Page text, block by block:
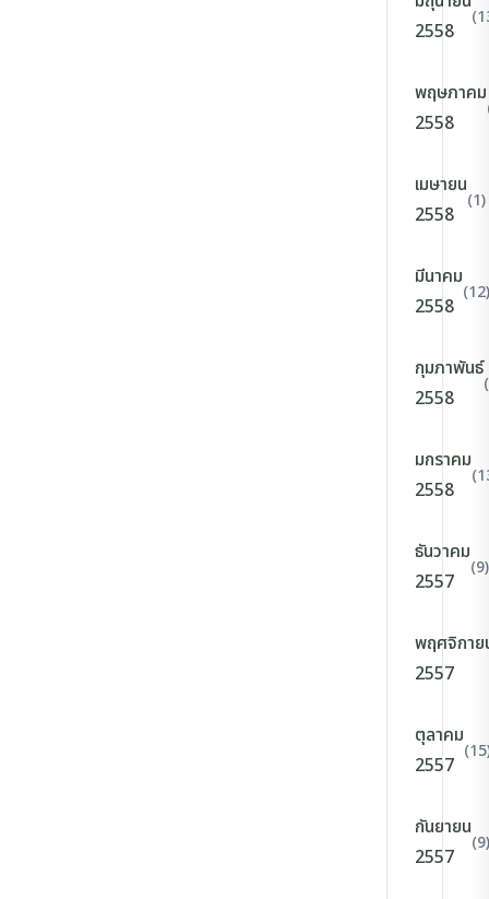
2558
พฤษภาคม
2558
เมษายน
2558
(1)
มีนาคม
2558
(12)
กุมภาพันธ์
2558
มกราคม
2558
ธันวาคม
2557
(9)
พฤศจิกาย
2557
ตุลาคม
2557
กันยายน
2557
(9)